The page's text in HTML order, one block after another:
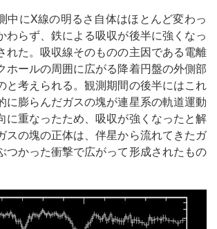
中にX線の明るさ自体はほとんど変わっ
わらず、鉄による吸収が後半に強くなっ
れた。吸収線そのものの主因である電離
ホールの周囲に広がる降着円盤の外側部
と考えられる。観測期間の後半にはこれ
に膨らんだガスの塊が連星系の軌道運動
に重なったため、吸収が強くなったと解
スの塊の正体は、伴星から流れてきたガ
つかった衝撃で広がって形成されたもの